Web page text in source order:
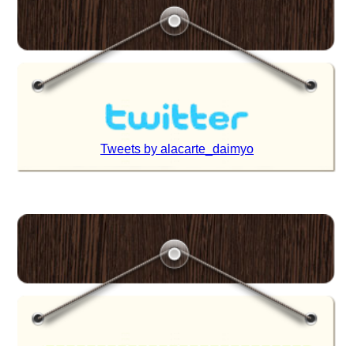
Tweets by alacarte_daimyo